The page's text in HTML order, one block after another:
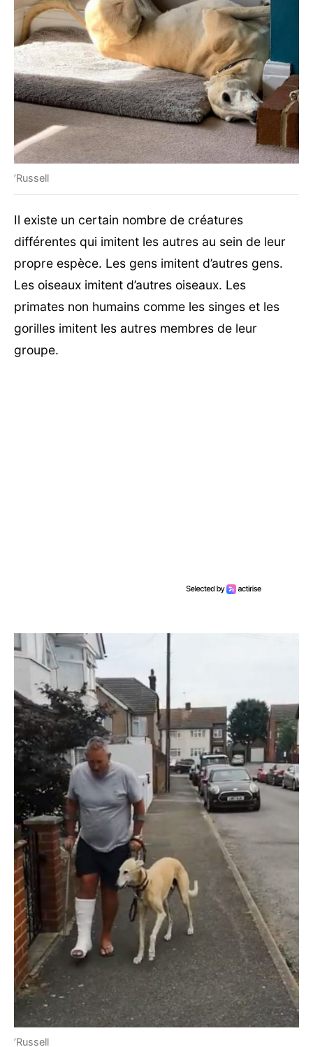
’Russell
Il existe un certain nombre de créatures
différentes qui imitent les autres au sein de leur
propre espèce. Les gens imitent d’autres gens.
Les oiseaux imitent d’autres oiseaux. Les
primates non humains comme les singes et les
gorilles imitent les autres membres de leur
groupe.
’Russell